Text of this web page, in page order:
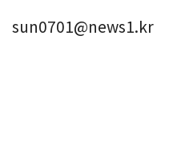
sun0701@news1.kr